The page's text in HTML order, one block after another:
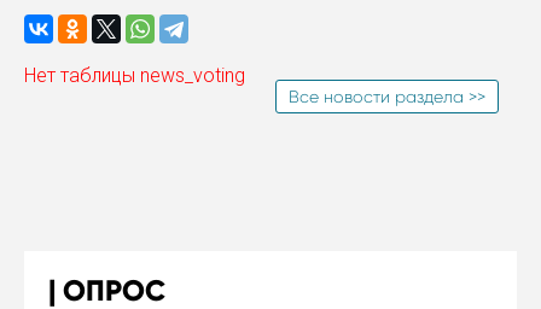
Нет таблицы news_voting
Все новости раздела >>
ОПРОС